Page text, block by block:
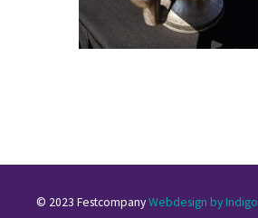
© 2023 FestcompanyWebdesign by Indigo